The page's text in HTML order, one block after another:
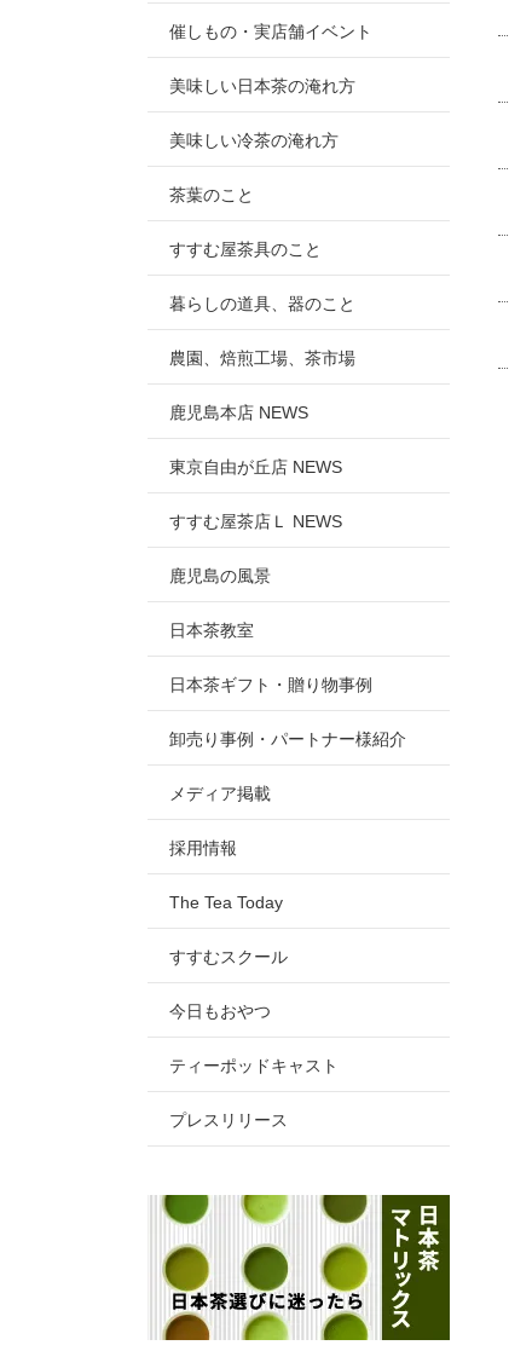
催しもの・実店舗イベント
美味しい日本茶の淹れ方
美味しい冷茶の淹れ方
茶葉のこと
すすむ屋茶具のこと
暮らしの道具、器のこと
農園、焙煎工場、茶市場
鹿児島本店 NEWS
東京自由が丘店 NEWS
すすむ屋茶店Ｌ NEWS
鹿児島の風景
日本茶教室
日本茶ギフト・贈り物事例
卸売り事例・パートナー様紹介
メディア掲載
採用情報
The Tea Today
すすむスクール
今日もおやつ
ティーポッドキャスト
プレスリリース